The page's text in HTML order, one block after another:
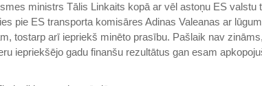
ministrs Tālis Linkaits kopā ar vēl astoņu ES valstu
pie ES transporta komisāres Adinas Valeanas ar
tostarp arī iepriekš minēto prasību. Pašlaik nav
iepriekšējo gadu finanšu rezultātus gan esam